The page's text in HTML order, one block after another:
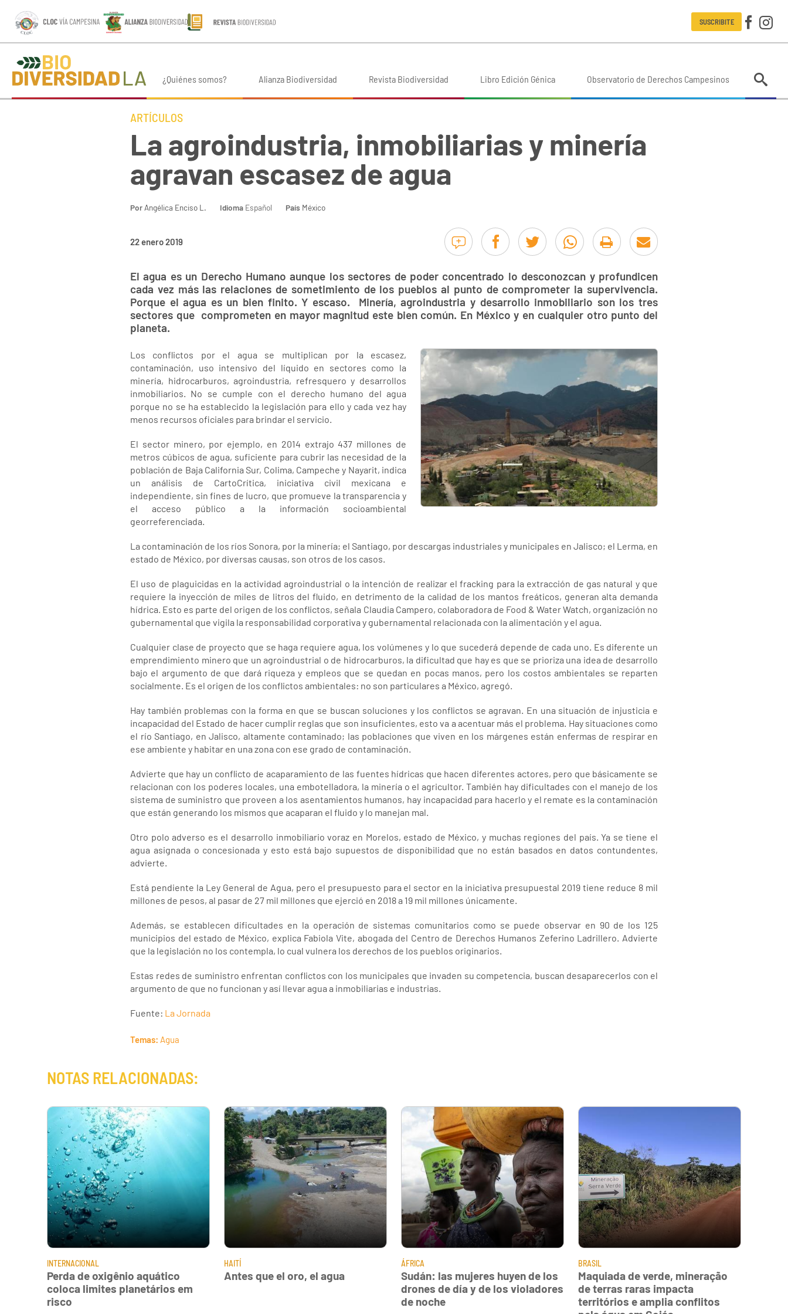
SUSCRIBITE
¿Quiénes somos? Alianza Biodiversidad Revista Biodiversidad Libro Edición Génica Observatorio de Derechos Campesinos
ARTÍCULOS
La agroindustria, inmobiliarias y minería
agravan escasez de agua
Por Angélica Enciso L. Idioma Español País México
22 enero 2019
El agua es un Derecho Humano aunque los sectores de poder concentrado lo desconozcan y profundicen
cada vez más las relaciones de sometimiento de los pueblos al punto de comprometer la supervivencia.
Porque el agua es un bien finito. Y escaso. Minería, agroindustria y desarrollo inmobiliario son los tres
sectores que comprometen en mayor magnitud este bien común. En México y en cualquier otro punto del
planeta.
Los conflictos por el agua se multiplican por la escasez,
contaminación, uso intensivo del líquido en sectores como la
minería, hidrocarburos, agroindustria, refresquero y desarrollos
inmobiliarios. No se cumple con el derecho humano del agua
porque no se ha establecido la legislación para ello y cada vez hay
menos recursos oficiales para brindar el servicio.
El sector minero, por ejemplo, en 2014 extrajo 437 millones de
metros cúbicos de agua, suficiente para cubrir las necesidad de la
población de Baja California Sur, Colima, Campeche y Nayarit, indica
un análisis de CartoCrítica, iniciativa civil mexicana e
independiente, sin fines de lucro, que promueve la transparencia y
el acceso público a la información socioambiental
georreferenciada.
La contaminación de los ríos Sonora, por la minería; el Santiago, por descargas industriales y municipales en Jalisco; el Lerma, en
estado de México, por diversas causas, son otros de los casos.
El uso de plaguicidas en la actividad agroindustrial o la intención de realizar el fracking para la extracción de gas natural y que
requiere la inyección de miles de litros del fluido, en detrimento de la calidad de los mantos freáticos, generan alta demanda
hídrica. Esto es parte del origen de los conflictos, señala Claudia Campero, colaboradora de Food & Water Watch, organización no
gubernamental que vigila la responsabilidad corporativa y gubernamental relacionada con la alimentación y el agua.
Cualquier clase de proyecto que se haga requiere agua, los volúmenes y lo que sucederá depende de cada uno. Es diferente un
emprendimiento minero que un agroindustrial o de hidrocarburos, la dificultad que hay es que se prioriza una idea de desarrollo
bajo el argumento de que dará riqueza y empleos que se quedan en pocas manos, pero los costos ambientales se reparten
socialmente. Es el origen de los conflictos ambientales: no son particulares a México, agregó.
Hay también problemas con la forma en que se buscan soluciones y los conflictos se agravan. En una situación de injusticia e
incapacidad del Estado de hacer cumplir reglas que son insuficientes, esto va a acentuar más el problema. Hay situaciones como
el río Santiago, en Jalisco, altamente contaminado; las poblaciones que viven en los márgenes están enfermas de respirar en
ese ambiente y habitar en una zona con ese grado de contaminación.
Advierte que hay un conflicto de acaparamiento de las fuentes hídricas que hacen diferentes actores, pero que básicamente se
relacionan con los poderes locales, una embotelladora, la minería o el agricultor. También hay dificultades con el manejo de los
sistema de suministro que proveen a los asentamientos humanos, hay incapacidad para hacerlo y el remate es la contaminación
que están generando los mismos que acaparan el fluido y lo manejan mal.
Otro polo adverso es el desarrollo inmobiliario voraz en Morelos, estado de México, y muchas regiones del país. Ya se tiene el
agua asignada o concesionada y esto está bajo supuestos de disponibilidad que no están basados en datos contundentes,
advierte.
Está pendiente la Ley General de Agua, pero el presupuesto para el sector en la iniciativa presupuestal 2019 tiene reduce 8 mil
millones de pesos, al pasar de 27 mil millones que ejerció en 2018 a 19 mil millones únicamente.
Además, se establecen dificultades en la operación de sistemas comunitarios como se puede observar en 90 de los 125
municipios del estado de México, explica Fabiola Vite, abogada del Centro de Derechos Humanos Zeferino Ladrillero. Advierte
que la legislación no los contempla, lo cual vulnera los derechos de los pueblos originarios.
Estas redes de suministro enfrentan conflictos con los municipales que invaden su competencia, buscan desaparecerlos con el
argumento de que no funcionan y así llevar agua a inmobiliarias e industrias.
Fuente: La Jornada
Temas: Agua
NOTAS RELACIONADAS:
INTERNACIONAL
Perda de oxigênio aquático
coloca limites planetários em
risco
HAITÍ
Antes que el oro, el agua
ÁFRICA
Sudán: las mujeres huyen de los
drones de día y de los violadores
de noche
BRASIL
Maquiada de verde, mineração
de terras raras impacta
territórios e amplia conflitos